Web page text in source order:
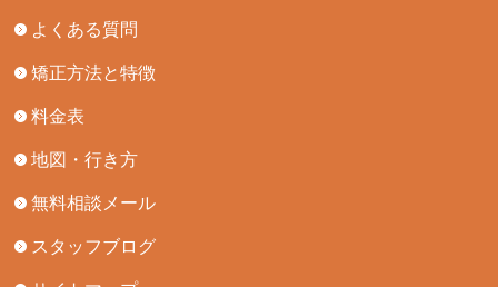
よくある質問
矯正方法と特徴
料金表
地図・行き方
無料相談メール
スタッフブログ